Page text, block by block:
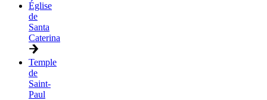
Église
de
Santa
Caterina
Temple
de
Saint-
Paul